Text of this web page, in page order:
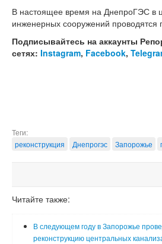
В настоящее время на ДнепроГЭС в
инженерных сооружений проводятся
Подписывайтесь на аккаунты
сетях: Instagram, Facebook,
Теги:
реконструкция
Днепрогэс Запорожье
Читайте также:
В следующем году в Запорожье
реконструкцию центральных